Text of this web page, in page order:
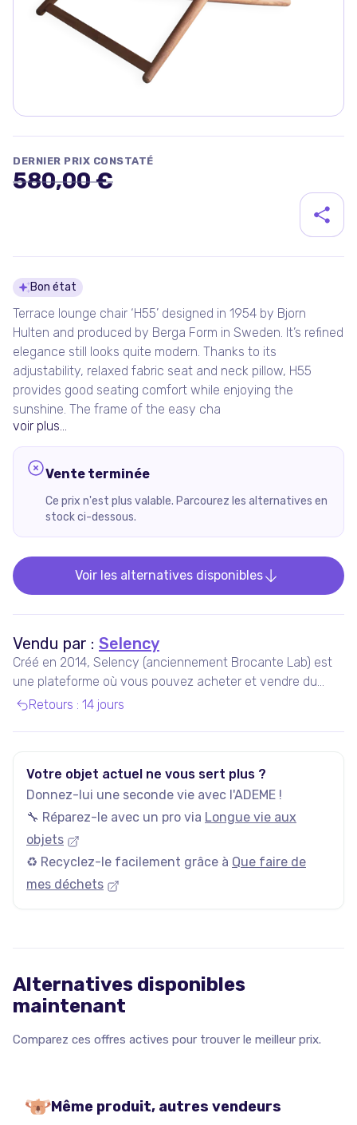
DERNIER PRIX CONSTATÉ
580,00 €
Détails du produit
Bon état
Terrace lounge chair ‘H55’ designed in 1954 by Bjorn
Hulten and produced by Berga Form in Sweden. It’s refined
elegance still looks quite modern. Thanks to its
adjustability, relaxed fabric seat and neck pillow, H55
provides good seating comfort while enjoying the
sunshine. The frame of the easy cha
voir plus...
Vente terminée
Ce prix n'est plus valable. Parcourez les alternatives en
stock ci-dessous.
Voir les alternatives disponibles
Vendu par : Selency
Créé en 2014, Selency (anciennement Brocante Lab) est
une plateforme où vous pouvez acheter et vendre du
mobilier et des décorations uniques de seconde main,
Retours : 14 jours
Votre objet actuel ne vous sert plus ?
Donnez-lui une seconde vie avec l'ADEME !
🔧 Réparez-le avec un pro via Longue vie aux
objets
♻️ Recyclez-le facilement grâce à Que faire de
mes déchets
Alternatives disponibles
maintenant
Comparez ces offres actives pour trouver le meilleur prix.
Même produit, autres vendeurs